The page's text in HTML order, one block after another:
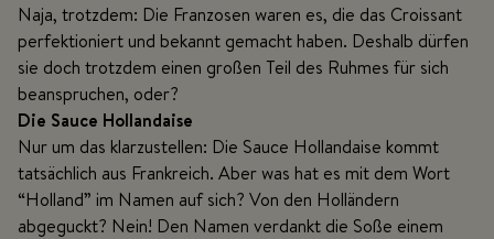
Naja, trotzdem: Die Franzosen waren es, die das Croissant
perfektioniert und bekannt gemacht haben. Deshalb dürfen
sie doch trotzdem einen großen Teil des Ruhmes für sich
beanspruchen, oder?
Die Sauce Hollandaise
Nur um das klarzustellen: Die Sauce Hollandaise kommt
tatsächlich aus Frankreich. Aber was hat es mit dem Wort
“Holland” im Namen auf sich? Von den Holländern
abgeguckt? Nein! Den Namen verdankt die Soße einem